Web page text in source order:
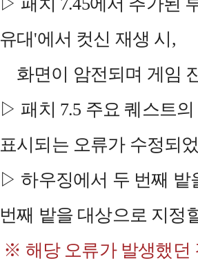
유대'에서 컷신 재생 시,
화면이 암전되며 게임
▷ 패치 7.5 주요 퀘스트
표시되는 오류가 수정되
▷ 하우징에서 두 번째 밭
번째 밭을 대상으로 지정
※ 해당 오류가 발생했던